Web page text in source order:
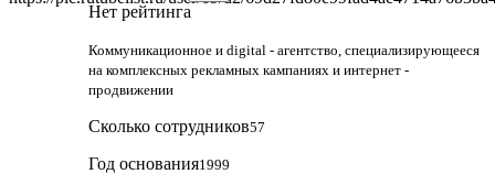
Нет рейтинга
Коммуникационное и digital - агентство, специализирующееся
на комплексных рекламных кампаниях и интернет -
продвижении
Сколько сотрудников57
Год основания1999